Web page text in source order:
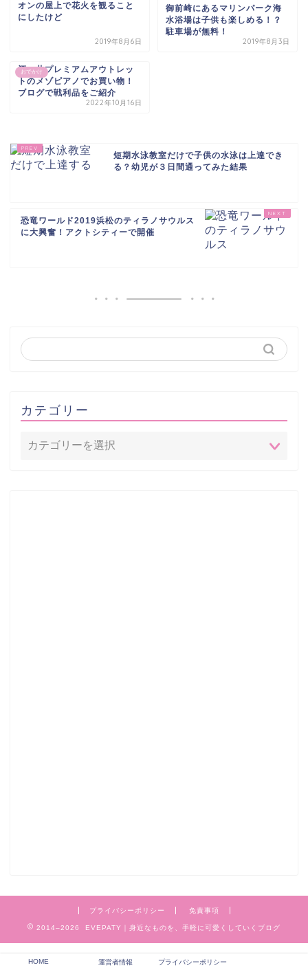
オンの屋上で花火を観ること
にしたけど
2019年8月6日
御前崎にあるマリンパーク海
水浴場は子供も楽しめる！？
駐車場が無料！
2019年8月3日
おでかけ
酒々井プレミアムアウトレッ
トのメゾピアノでお買い物！
ブログで戦利品をご紹介
2022年10月16日
短期水泳教室だけで子供の水泳は上達でき
る？幼児が３日間通ってみた結果
恐竜ワールド2019浜松のティラノサウルス
に大興奮！アクトシティーで開催
カテゴリー
プライバシーポリシー 免責事項
2014–2026 EVEPATY｜身近なものを、手軽に可愛くしていくブログ
HOME 運営者情報 プライバシーポリシー